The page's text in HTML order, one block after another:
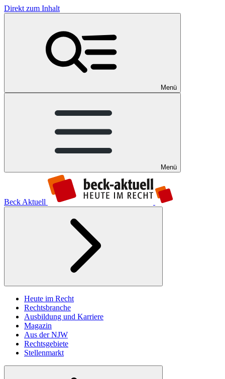
Direkt zum Inhalt
Menü
Menü
Beck Aktuell
Heute im Recht
Rechtsbranche
Ausbildung und Karriere
Magazin
Aus der NJW
Rechtsgebiete
Stellenmarkt